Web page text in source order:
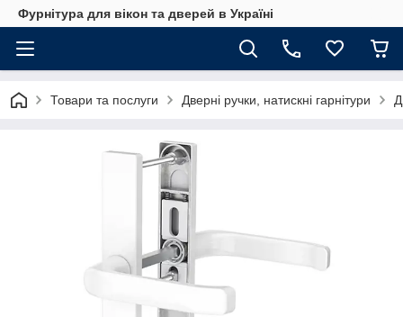
Фурнітура для вікон та дверей в Україні
Товари та послуги Дверні ручки, натискні гарнітури